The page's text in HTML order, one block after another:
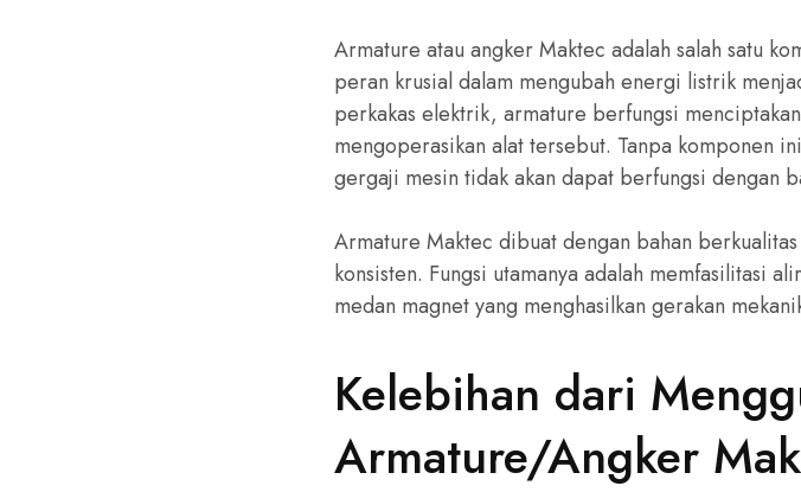
Armature atau angker Maktec adalah salah satu
peran krusial dalam mengubah energi listrik
perkakas elektrik, armature berfungsi
mengoperasikan alat tersebut. Tanpa
gergaji mesin tidak akan dapat berfungsi dengan
Armature Maktec dibuat dengan bahan
konsisten. Fungsi utamanya adalah memfasilitasi
medan magnet yang menghasilkan gerakan
Kelebihan dari
Armature/Angker